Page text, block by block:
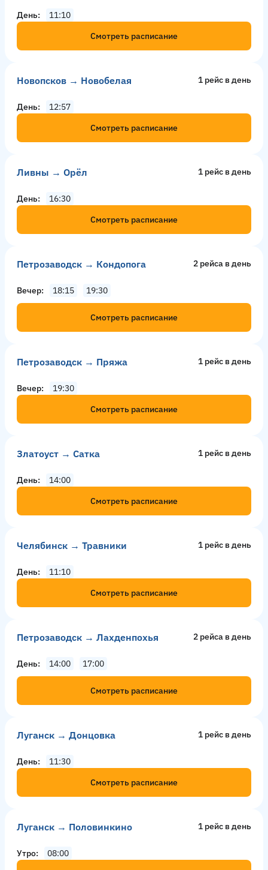
День
11:10
Смотреть расписание
Новопсков → Новобелая 1 рейс в день
День
12:57
Смотреть расписание
Ливны → Орёл 1 рейс в день
День
16:30
Смотреть расписание
Петрозаводск → Кондопога 2 рейсa в день
Вечер 18:15 19:30
Смотреть расписание
Петрозаводск → Пряжа 1 рейс в день
Вечер
19:30
Смотреть расписание
Златоуст → Сатка 1 рейс в день
День
14:00
Смотреть расписание
Челябинск → Травники 1 рейс в день
День
11:10
Смотреть расписание
Петрозаводск → Лахденпохья 2 рейсa в день
День 14:00 17:00
Смотреть расписание
Луганск → Донцовка 1 рейс в день
День
11:30
Смотреть расписание
Луганск → Половинкино 1 рейс в день
Утро
08:00